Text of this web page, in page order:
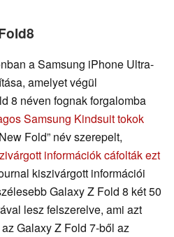
a Samsung iPhone Ultra-
amelyet végül
8 néven fognak forgalomba
Samsung Kindsuit tokok
Fold” név szerepelt,
információk cáfolták ezt
kiszivárgott információi
Galaxy Z Fold 8 két 50
lesz felszerelve, ami azt
Galaxy Z Fold 7-ből az